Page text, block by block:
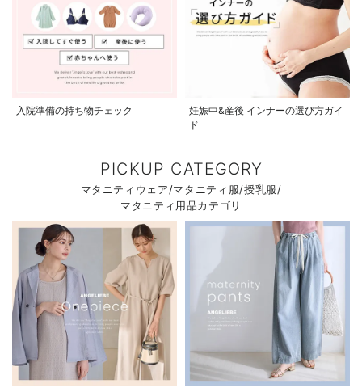
入院準備の持ち物チェック
妊娠中&産後 インナーの選び方ガイ
ド
PICKUP CATEGORY
マタニティウェア/マタニティ服/授乳服/
マタニティ用品カテゴリ